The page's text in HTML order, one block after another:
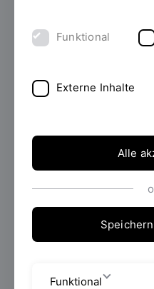
14.11.20242014 haben
ostbayerischen
Landshut, Universität
Das Ziel: die
Ostbayern als
von leistungsstarken
feiert das Netzwerk
Bestehen und blickt
Funktional
Externe Inhalte
Alle
Funktional